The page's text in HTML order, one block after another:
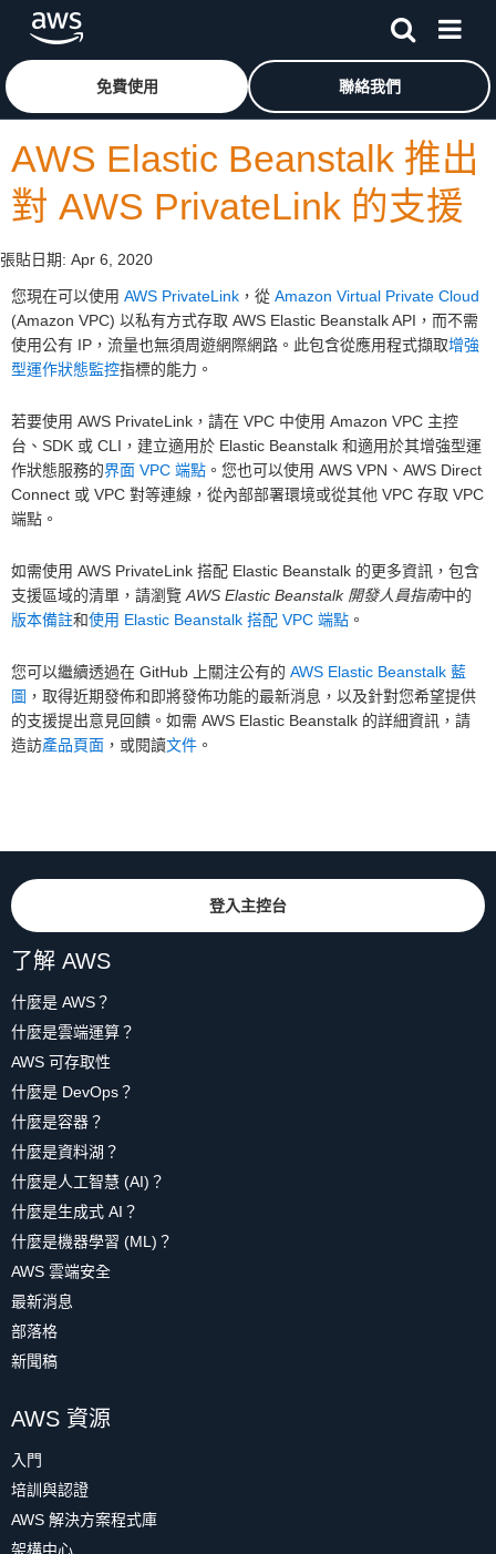
跳至主要內容按一下這裡可返回 Amazon Web Services 首頁
免費使用 聯絡我們
AWS Elastic Beanstalk 推出
對 AWS PrivateLink 的支援
張貼日期: Apr 6, 2020
您現在可以使用 AWS PrivateLink ，從 Amazon Virtual Private Cloud
(Amazon VPC) 以私有方式存取 AWS Elastic Beanstalk API，而不需
使用公有 IP，流量也無須周遊網際網路。此包含從應用程式擷取增強
型運作狀態監控指標的能力。
若要使用 AWS PrivateLink，請在 VPC 中使用 Amazon VPC 主控
台、SDK 或 CLI，建立適用於 Elastic Beanstalk 和適用於其增強型運
作狀態服務的界面 VPC 端點 。您也可以使用 AWS VPN、AWS Direct
Connect 或 VPC 對等連線，從內部部署環境或從其他 VPC 存取 VPC
端點。
如需使用 AWS PrivateLink 搭配 Elastic Beanstalk 的更多資訊，包含
支援區域的清單，請瀏覽 AWS Elastic Beanstalk 開發人員指南中的
版本備註和使用 Elastic Beanstalk 搭配 VPC 端點 。
您可以繼續透過在 GitHub 上關注公有的 AWS Elastic Beanstalk 藍
圖 ，取得近期發佈和即將發佈功能的最新消息，以及針對您希望提供
的支援提出意見回饋。如需 AWS Elastic Beanstalk 的詳細資訊，請
造訪產品頁面 ，或閱讀文件 。
登入主控台
了解 AWS
什麼是 AWS？
什麼是雲端運算？
AWS 可存取性
什麼是 DevOps？
什麼是容器？
什麼是資料湖？
什麼是人工智慧 (AI)？
什麼是生成式 AI？
什麼是機器學習 (ML)？
AWS 雲端安全
最新消息
部落格
新聞稿
AWS 資源
入門
培訓與認證
AWS 解決方案程式庫
架構中心